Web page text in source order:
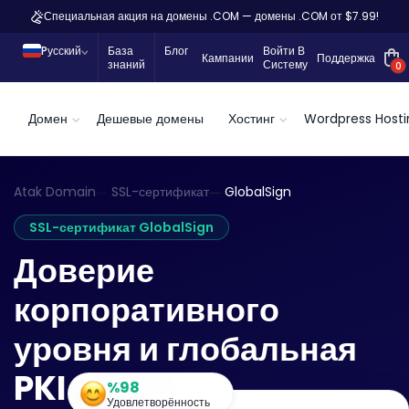
Специальная акция на домены .COM — домены .COM от $7.99!
Pусский
База
знаний
Блог Кампании
Войти В
Систему
Поддержка
0
Домен Дешевые домены Хостинг Wordpress
Atak Domain SSL-сертификат
GlobalSign
SSL-сертификат GlobalSign
Доверие
корпоративного
уровня и глобальная
PKI
%98
Удовлетворённость